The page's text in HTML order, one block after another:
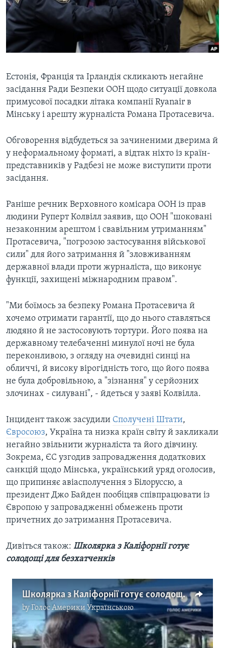
СУСПІЛЬСТВО
ЕКОНОМІКА
ІСТОРІЇ УСПІХУ УКРАЇНЦІВ
ТЕЛЕПРОГРАМИ
СТУДІЯ ВАШИНГТОН
ВІКНО В АМЕРИКУ
ПРАЙМ-ТАЙМ
ENGLISH
МИ В СОЦМЕРЕЖАХ
Мови
Естонія, Франція та Ірландія скликають негайне
засідання Ради Безпеки ООН щодо ситуації довкола
примусової посадки літака компанії Ryanair в
Мінську і арешту журналіста Романа Протасевича.
Обговорення відбудеться за зачиненими дверима й
у неформальному форматі, а відтак ніхто із країн-
представників у Радбезі не може виступити проти
засідання.
Раніше речник Верховного комісара ООН із прав
людини Руперт Колвілл заявив, що ООН "шоковані
незаконним арештом і свавільним утриманням"
Протасевича, "погрозою застосування військової
сили" для його затримання й "зловживанням
державної влади проти журналіста, що виконує
функції, захищені міжнародним правом".
"Ми боїмось за безпеку Романа Протасевича й
хочемо отримати гарантії, що до нього ставляться
людяно й не застосовують тортури. Його поява на
державному телебаченні минулої ночі не була
переконливою, з огляду на очевидні синці на
обличчі, й високу вірогідність того, що його поява
не була добровільною, а "зізнання" у серйозних
злочинах - силувані", - йдеться у заяві Колвілла.
Інцидент також засудили Сполучені Штати,
Євросоюз, Україна та низка країн світу й закликали
негайно звільнити журналіста та його дівчину.
Зокрема, ЄС узгодив запровадження додаткових
санкцій щодо Мінська, український уряд оголосив,
що припиняє авіасполучення з Білоруссю, а
президент Джо Байден пообіцяв співпрацювати із
Європою у запровадженні обмежень проти
причетних до затримання Протасевича.
Дивіться також: Школярка з Каліфорнії готує
солодощі для безхатченків
Школярка з Каліфорнії готує солодощі для безхатченків. Відео
byГолос Америки Українською